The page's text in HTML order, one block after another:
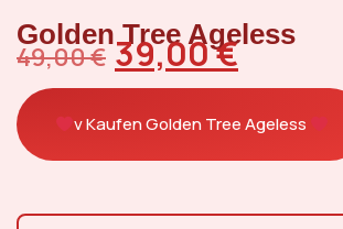
Golden Tree Ageless
49,00€ 39,00€
v Kaufen Golden Tree Ageless